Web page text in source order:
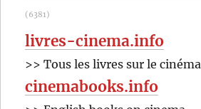
(6381)
livres-cinema.info
>> Tous les livres sur le cinéma
cinemabooks.info